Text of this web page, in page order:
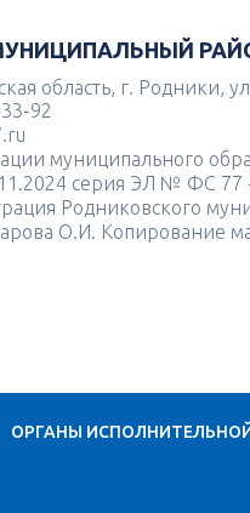
область, г. Родники,
92
муниципального
серия ЭЛ № ФС
Родниковского
О.И. Копирование
ОРГАНЫ